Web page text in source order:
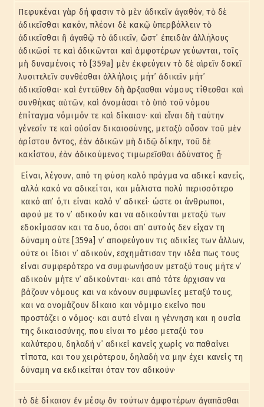
Πεφυκέναι γὰρ δή φασιν τὸ μὲν ἀδικεῖν ἀγαθόν, τὸ δὲ
ἀδικεῖσθαι κακόν, πλέονι δὲ κακῷ ὑπερβάλλειν τὸ
ἀδικεῖσθαι ἢ ἀγαθῷ τὸ ἀδικεῖν, ὥστ᾽ ἐπειδὰν ἀλλήλους
ἀδικῶσί τε καὶ ἀδικῶνται καὶ ἀμφοτέρων γεύωνται, τοῖς
μὴ δυναμένοις τὸ [359a] μὲν ἐκφεύγειν τὸ δὲ αἱρεῖν δοκεῖ
λυσιτελεῖν συνθέσθαι ἀλλήλοις μήτ᾽ ἀδικεῖν μήτ᾽
ἀδικεῖσθαι· καὶ ἐντεῦθεν δὴ ἄρξασθαι νόμους τίθεσθαι καὶ
συνθήκας αὑτῶν, καὶ ὀνομάσαι τὸ ὑπὸ τοῦ νόμου
ἐπίταγμα νόμιμόν τε καὶ δίκαιον· καὶ εἶναι δὴ ταύτην
γένεσίν τε καὶ οὐσίαν δικαιοσύνης, μεταξὺ οὖσαν τοῦ μὲν
ἀρίστου ὄντος, ἐὰν ἀδικῶν μὴ διδῷ δίκην, τοῦ δὲ
κακίστου, ἐὰν ἀδικούμενος τιμωρεῖσθαι ἀδύνατος ᾖ·
Είναι, λέγουν, από τη φύση καλό πράγμα να αδικεί κανείς,
αλλά κακό να αδικείται, και μάλιστα πολύ περισσότερο
κακό απ᾽ ό,τι είναι καλό ν᾽ αδικεί· ώστε οι άνθρωποι,
αφού με το ν᾽ αδικούν και να αδικούνται μεταξύ των
εδοκίμασαν και τα δυο, όσοι απ᾽ αυτούς δεν είχαν τη
δύναμη ούτε [359a] ν᾽ αποφεύγουν τις αδικίες των άλλων,
ούτε οι ίδιοι ν᾽ αδικούν, εσχημάτισαν την ιδέα πως τους
είναι συμφερότερο να συμφωνήσουν μεταξύ τους μήτε ν᾽
αδικούν μήτε ν᾽ αδικούνται· και από τότε άρχισαν να
βάζουν νόμους και να κάνουν συμφωνίες μεταξύ τους,
και να ονομάζουν δίκαιο και νόμιμο εκείνο που
προστάζει ο νόμος· και αυτό είναι η γέννηση και η ουσία
της δικαιοσύνης, που είναι το μέσο μεταξύ του
καλύτερου, δηλαδή ν᾽ αδικεί κανείς χωρίς να παθαίνει
τίποτα, και του χειρότερου, δηλαδή να μην έχει κανείς τη
δύναμη να εκδικείται όταν τον αδικούν·
τὸ δὲ δίκαιον ἐν μέσῳ ὂν τούτων ἀμφοτέρων ἀγαπᾶσθαι